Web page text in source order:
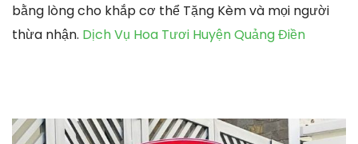
bằng lòng cho khắp cơ thể Tặng Kèm và mọi người
thừa nhận. Dịch Vụ Hoa Tươi Huyện Quảng Điền